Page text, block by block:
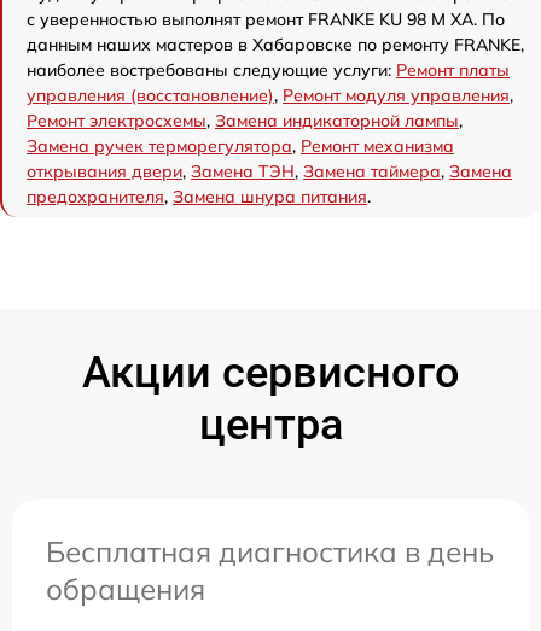
с уверенностью выполнят ремонт FRANKE KU 98 M XA. По
данным наших мастеров в Хабаровске по ремонту FRANKE,
наиболее востребованы следующие услуги: Ремонт платы
управления (восстановление), Ремонт модуля управления,
Ремонт электросхемы, Замена индикаторной лампы,
Замена ручек терморегулятора, Ремонт механизма
открывания двери, Замена ТЭН, Замена таймера, Замена
предохранителя, Замена шнура питания.
Акции сервисного
центра
Бесплатная диагностика в день
обращения